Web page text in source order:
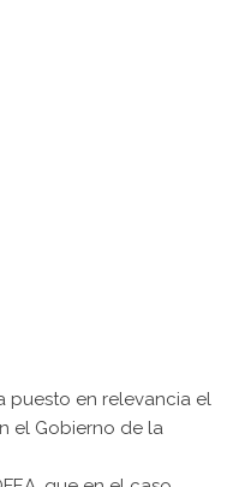
puesto en relevancia el
el Gobierno de la